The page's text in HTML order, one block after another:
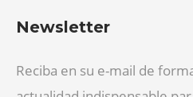
Newsletter
Reciba en su e-mail de